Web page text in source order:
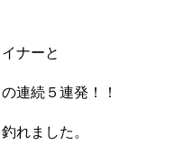
ナーと
連続５連発！！
れました。